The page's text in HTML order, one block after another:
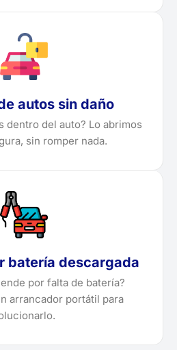
autos sin daño
dentro del auto? Lo abrimos
sin romper nada.
batería descargada
por falta de batería?
arrancador portátil para